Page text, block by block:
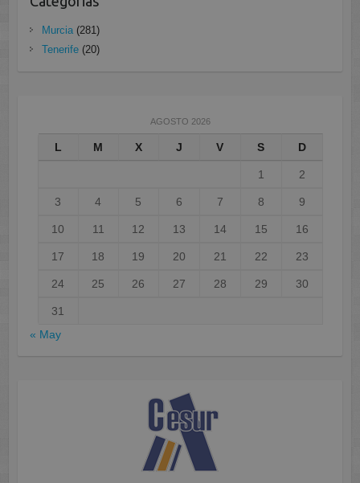
Murcia(281)
Tenerife(20)
AGOSTO 2026
L M X J V S D
1 2
3 4 5 6 7 8 9
10 11 12 13 14 15 16
17 18 19 20 21 22 23
24 25 26 27 28 29 30
31
« May